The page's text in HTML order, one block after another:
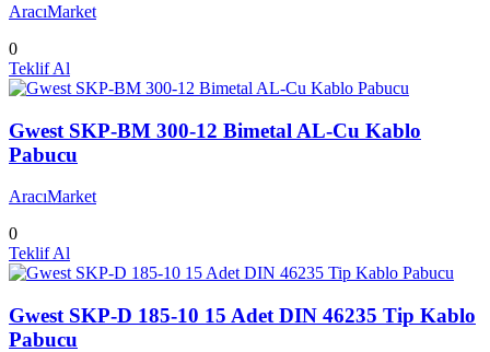
AracıMarket
0
Teklif Al
Gwest SKP-BM 300-12 Bimetal AL-Cu Kablo
Pabucu
AracıMarket
0
Teklif Al
Gwest SKP-D 185-10 15 Adet DIN 46235 Tip Kablo
Pabucu